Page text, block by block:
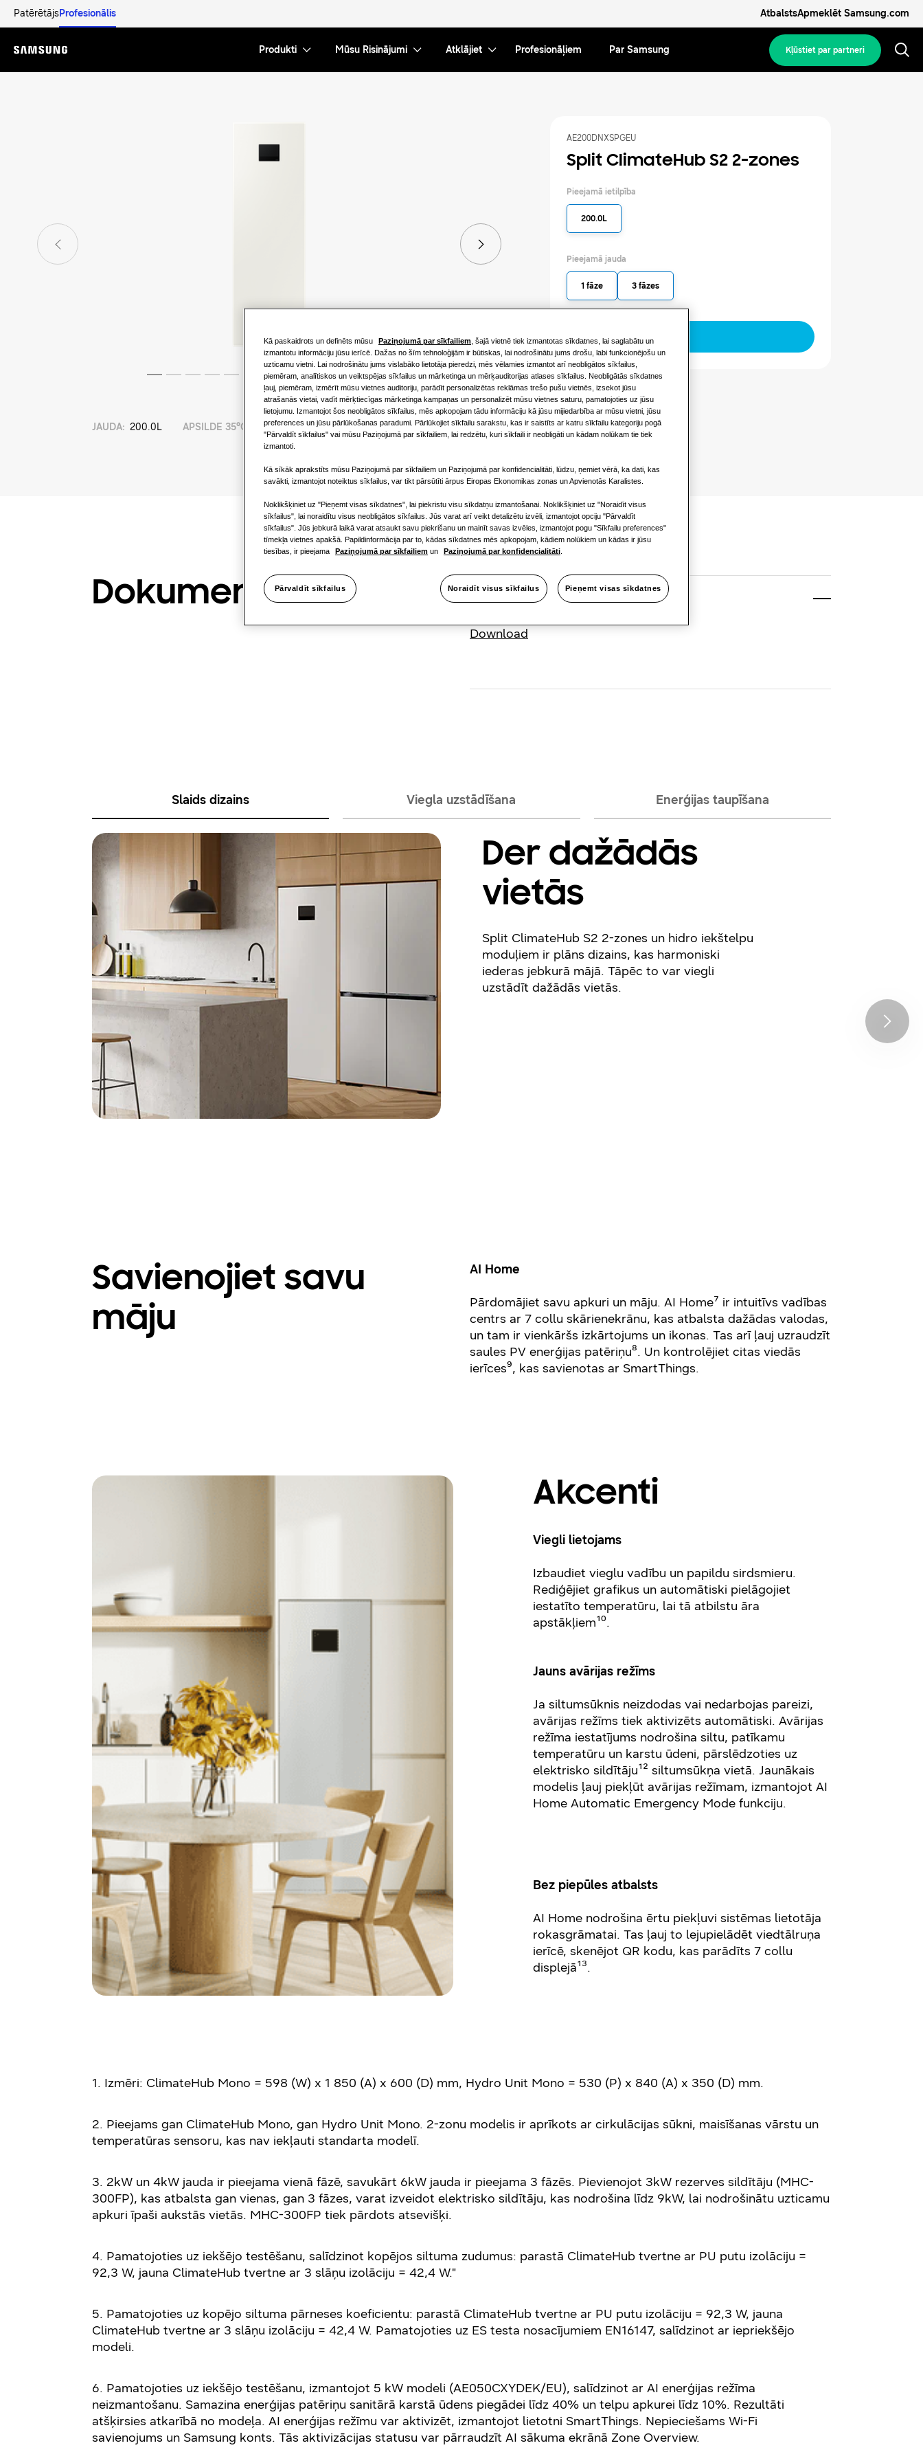
PatērētājsProfesionālis AtbalstsApmeklēt Samsung.com
Menu
Produkti Mūsu Risinājumi Atklājiet Profesionāļiem Par Samsung Kļūstiet par partneri
JAUDA: 200.0L APSILDE 35°C APSILDE 55°C:
Split ClimateHub S2 2-zones
AE200DNXSPGEU
Pieejamā ietilpība
200.0L
Pieejamā jauda
1 fāze 3 fāzes
Dokumentācija Atbilstības deklarācija
Download
Slaids dizains Viegla uzstādīšana Enerģijas taupīšana
Der dažādās
vietās
Split ClimateHub S2 2-zones un hidro iekštelpu
moduļiem ir plāns dizains, kas harmoniski
iederas jebkurā mājā. Tāpēc to var viegli
uzstādīt dažādās vietās.
Savienojiet savu
māju
AI Home
Pārdomājiet savu apkuri un māju. AI Home⁷ ir intuitīvs vadības
centrs ar 7 collu skārienekrānu, kas atbalsta dažādas valodas,
un tam ir vienkāršs izkārtojums un ikonas. Tas arī ļauj uzraudzīt
saules PV enerģijas patēriņu⁸. Un kontrolējiet citas viedās
ierīces⁹, kas savienotas ar SmartThings.
Akcenti
Viegli lietojams
Izbaudiet vieglu vadību un papildu sirdsmieru.
Rediģējiet grafikus un automātiski pielāgojiet
iestatīto temperatūru, lai tā atbilstu āra
apstākļiem¹⁰.
Jauns avārijas režīms
Ja siltumsūknis neizdodas vai nedarbojas pareizi,
avārijas režīms tiek aktivizēts automātiski. Avārijas
režīma iestatījums nodrošina siltu, patīkamu
temperatūru un karstu ūdeni, pārslēdzoties uz
elektrisko sildītāju¹² siltumsūkņa vietā. Jaunākais
modelis ļauj piekļūt avārijas režīmam, izmantojot AI
Home Automatic Emergency Mode funkciju.
Bez piepūles atbalsts
AI Home nodrošina ērtu piekļuvi sistēmas lietotāja
rokasgrāmatai. Tas ļauj to lejupielādēt viedtālruņa
ierīcē, skenējot QR kodu, kas parādīts 7 collu
displejā¹³.
1. Izmēri: ClimateHub Mono = 598 (W) x 1 850 (A) x 600 (D) mm, Hydro Unit Mono = 530 (P) x 840 (A) x 350 (D) mm.
2. Pieejams gan ClimateHub Mono, gan Hydro Unit Mono. 2-zonu modelis ir aprīkots ar cirkulācijas sūkni, maisīšanas vārstu un
temperatūras sensoru, kas nav iekļauti standarta modelī.
3. 2kW un 4kW jauda ir pieejama vienā fāzē, savukārt 6kW jauda ir pieejama 3 fāzēs. Pievienojot 3kW rezerves sildītāju (MHC-
300FP), kas atbalsta gan vienas, gan 3 fāzes, varat izveidot elektrisko sildītāju, kas nodrošina līdz 9kW, lai nodrošinātu uzticamu
apkuri īpaši aukstās vietās. MHC-300FP tiek pārdots atsevišķi.
4. Pamatojoties uz iekšējo testēšanu, salīdzinot kopējos siltuma zudumus: parastā ClimateHub tvertne ar PU putu izolāciju =
92,3 W, jauna ClimateHub tvertne ar 3 slāņu izolāciju = 42,4 W."
5. Pamatojoties uz kopējo siltuma pārneses koeficientu: parastā ClimateHub tvertne ar PU putu izolāciju = 92,3 W, jauna
ClimateHub tvertne ar 3 slāņu izolāciju = 42,4 W. Pamatojoties uz ES testa nosacījumiem EN16147, salīdzinot ar iepriekšējo
modeli.
6. Pamatojoties uz iekšējo testēšanu, izmantojot 5 kW modeli (AE050CXYDEK/EU), salīdzinot ar AI enerģijas režīma
neizmantošanu. Samazina enerģijas patēriņu sanitārā karstā ūdens piegādei līdz 40% un telpu apkurei līdz 10%. Rezultāti
atšķirsies atkarībā no modeļa. AI enerģijas režīmu var aktivizēt, izmantojot lietotni SmartThings. Nepieciešams Wi-Fi
savienojums un Samsung konts. Tās aktivizācijas statusu var pārraudzīt AI sākuma ekrānā Zone Overview.
Kā paskaidrots un definēts mūsu Paziņojumā par sīkfailiem , šajā vietnē tiek izmantotas sīkdatnes, lai saglabātu un
izmantotu informāciju jūsu ierīcē. Dažas no šīm tehnoloģijām ir būtiskas, lai nodrošinātu jums drošu, labi funkcionējošu un
uzticamu vietni. Lai nodrošinātu jums vislabāko lietotāja pieredzi, mēs vēlamies izmantot arī neobligātos sīkfailus,
piemēram, analītiskos un veiktspējas sīkfailus un mārketinga un mērķauditorijas atlases sīkfailus. Neobligātās sīkdatnes
ļauj, piemēram, izmērīt mūsu vietnes auditoriju, parādīt personalizētas reklāmas trešo pušu vietnēs, izsekot jūsu
atrašanās vietai, vadīt mērķtiecīgas mārketinga kampaņas un personalizēt mūsu vietnes saturu, pamatojoties uz jūsu
lietojumu. Izmantojot šos neobligātos sīkfailus, mēs apkopojam tādu informāciju kā jūsu mijiedarbība ar mūsu vietni, jūsu
preferences un jūsu pārlūkošanas paradumi. Pārlūkojiet sīkfailu sarakstu, kas ir saistīts ar katru sīkfailu kategoriju pogā
"Pārvaldīt sīkfailus" vai mūsu Paziņojumā par sīkfailiem, lai redzētu, kuri sīkfaili ir neobligāti un kādam nolūkam tie tiek
izmantoti.
Kā sīkāk aprakstīts mūsu Paziņojumā par sīkfailiem un Paziņojumā par konfidencialitāti, lūdzu, ņemiet vērā, ka dati, kas
savākti, izmantojot noteiktus sīkfailus, var tikt pārsūtīti ārpus Eiropas Ekonomikas zonas un Apvienotās Karalistes.
Noklikšķiniet uz "Pieņemt visas sīkdatnes", lai piekristu visu sīkdatņu izmantošanai. Noklikšķiniet uz "Noraidīt visus
sīkfailus", lai noraidītu visus neobligātos sīkfailus. Jūs varat arī veikt detalizētu izvēli, izmantojot opciju "Pārvaldīt
sīkfailus". Jūs jebkurā laikā varat atsaukt savu piekrišanu un mainīt savas izvēles, izmantojot pogu "Sīkfailu preferences"
tīmekļa vietnes apakšā. Papildinformācija par to, kādas sīkdatnes mēs apkopojam, kādiem nolūkiem un kādas ir jūsu
tiesības, ir pieejama
Paziņojumā par sīkfailiem un Paziņojumā par konfidencialitāti
Pārvaldīt sīkfailus Noraidīt visus sīkfailus Pieņemt visas sīkdatnes